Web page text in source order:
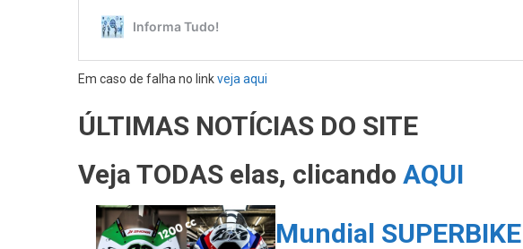
Em caso de falha no linkveja aqui
ÚLTIMAS NOTÍCIAS DO SITE
Veja TODAS elas, clicando AQUI
Mundial